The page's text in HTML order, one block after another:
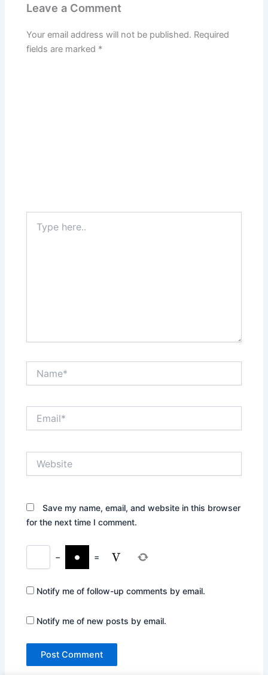
Leave a Comment
Your email address will not be published. Required
fields are marked *
here..
Save my name, email, and website in this browser
for the next time I comment.
− =
Notify me of follow-up comments by email.
Notify me of new posts by email.